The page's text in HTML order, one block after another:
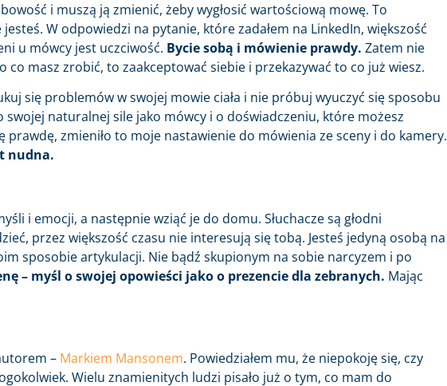
i muszą ją zmienić, żeby wygłosić wartościową mowę. To
W odpowiedzi na pytanie, które zadałem na LinkedIn, większość
u mówcy jest uczciwość. Bycie sobą i mówienie prawdy. Zatem nie
co masz zrobić, to zaakceptować siebie i przekazywać to co już wiesz.
się problemów w swojej mowie ciała i nie próbuj wyuczyć się sposobu
naturalnej sile jako mówcy i o doświadczeniu, które możesz
prawdę, zmieniło to moje nastawienie do mówienia ze sceny i do kamery.
nudna.
i emocji, a następnie wziąć je do domu. Słuchacze są głodni
przez większość czasu nie interesują się tobą. Jesteś jedyną osobą na
sposobie artykulacji. Nie bądź skupionym na sobie narcyzem i po
– myśl o swojej opowieści jako o prezencie dla zebranych. Mając
– Markiem Mansonem. Powiedziałem mu, że niepokoję się, czy
Wielu znamienitych ludzi pisało już o tym, co mam do